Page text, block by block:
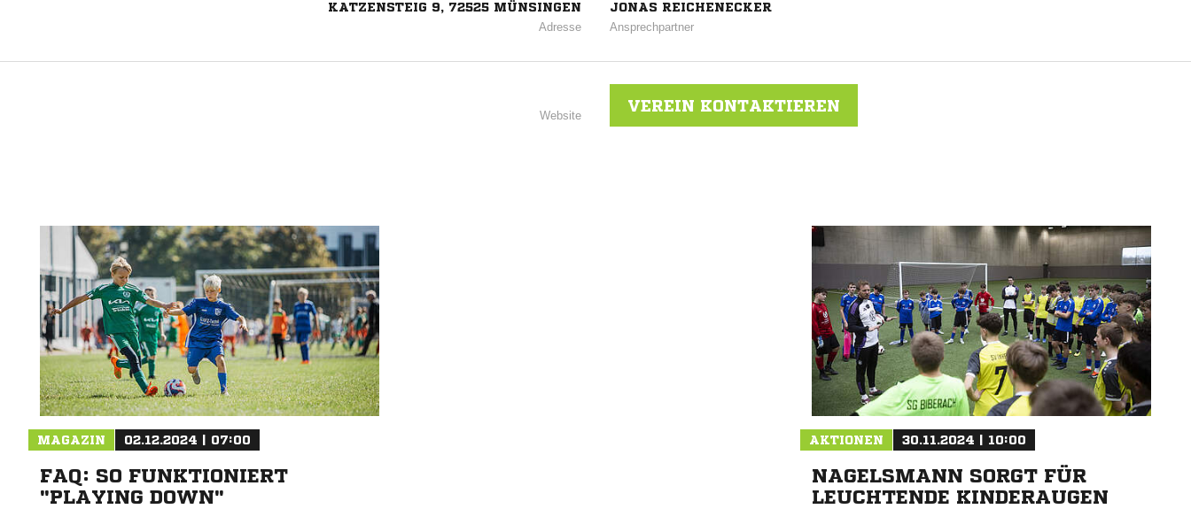
KATZENSTEIG 9, 72525 MÜNSINGEN
Adresse
JONAS REICHENECKER
Ansprechpartner
Website
VEREIN KONTAKTIEREN
MAGAZIN 02.12.2024 | 07:00
FAQ: SO FUNKTIONIERT
"PLAYING DOWN"
AKTIONEN 30.11.2024 | 10:00
NAGELSMANN SORGT FÜR
LEUCHTENDE KINDERAUGEN